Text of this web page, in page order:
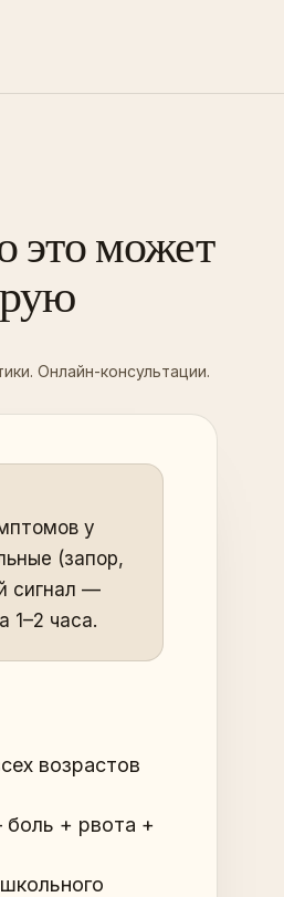
это может
Онлайн-консультации.
у
(запор,
сигнал —
1–2 часа.
возрастов
+ рвота +